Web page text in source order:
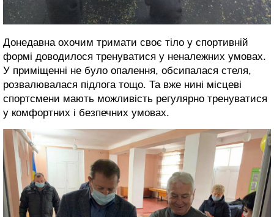
Донедавна охочим тримати своє тіло у спортивній
формі доводилося тренуватися у неналежних умовах.
У приміщенні не було опалення, обсипалася стеля,
розвалювалася підлога тощо. Та вже нині місцеві
спортсмени мають можливість регулярно тренуватися
у комфортних і безпечних умовах.